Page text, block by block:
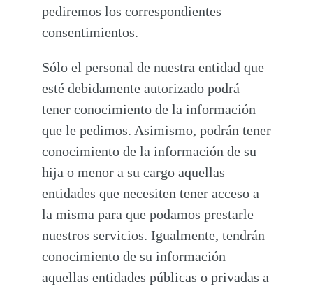
pediremos los correspondientes
consentimientos.
Sólo el personal de nuestra entidad que
esté debidamente autorizado podrá
tener conocimiento de la información
que le pedimos. Asimismo, podrán tener
conocimiento de la información de su
hija o menor a su cargo aquellas
entidades que necesiten tener acceso a
la misma para que podamos prestarle
nuestros servicios. Igualmente, tendrán
conocimiento de su información
aquellas entidades públicas o privadas a